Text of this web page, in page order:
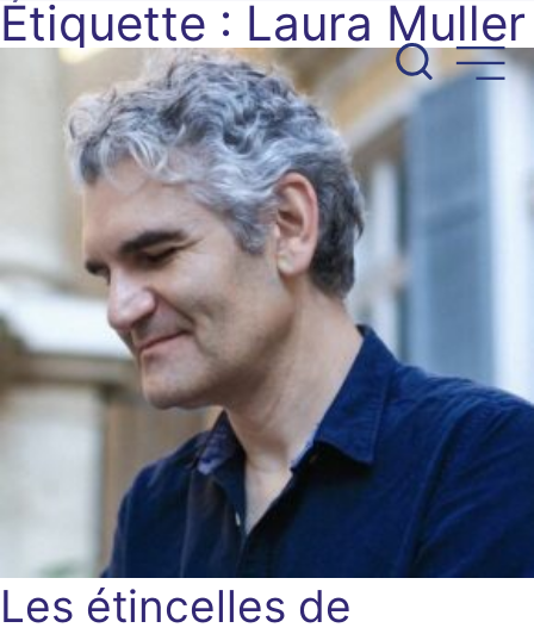
Aller
au
contenu
Étiquette : Laura Muller
Les étincelles de